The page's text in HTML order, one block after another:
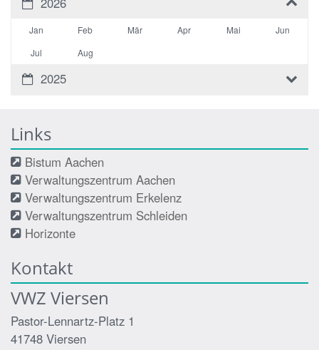
Jan Feb Mär Apr Mai
Jun
Jul
Aug
2025
Links
Bistum Aachen
Verwaltungszentrum Aachen
Verwaltungszentrum Erkelenz
Verwaltungszentrum Schleiden
Horizonte
Kontakt
VWZ Viersen
Pastor-Lennartz-Platz 1
41748 Viersen